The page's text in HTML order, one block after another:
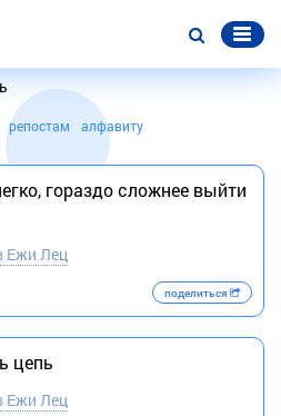
репостам алфавиту
гораздо сложнее выйти
Ежи Лец
поделиться
цепь
Ежи Лец